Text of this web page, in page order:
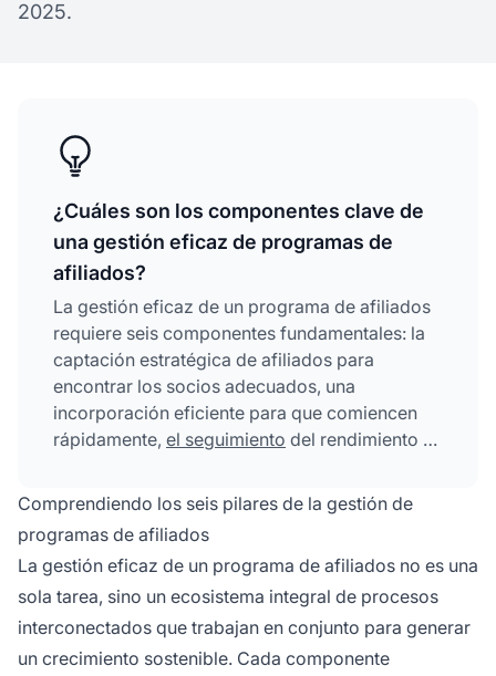
2025.
¿Cuáles son los componentes clave de
una gestión eficaz de programas de
afiliados?
La gestión eficaz de un programa de afiliados
requiere seis componentes fundamentales: la
captación estratégica de afiliados para
encontrar los socios adecuados, una
incorporación eficiente para que comiencen
rápidamente, el seguimiento del rendimiento y
competitiva de comisiones para motivar a los
afiliados, el cumplimiento y la prevención del
fraude para proteger tu programa, y la
construcción de relaciones sólidas para
garantizar asociaciones a largo plazo.
Comprendiendo los seis pilares de la gestión de
programas de afiliados
La gestión eficaz de un programa de afiliados no es una
sola tarea, sino un ecosistema integral de procesos
interconectados que trabajan en conjunto para generar
un crecimiento sostenible. Cada componente